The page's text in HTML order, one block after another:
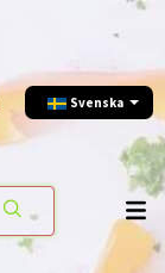
Svenska